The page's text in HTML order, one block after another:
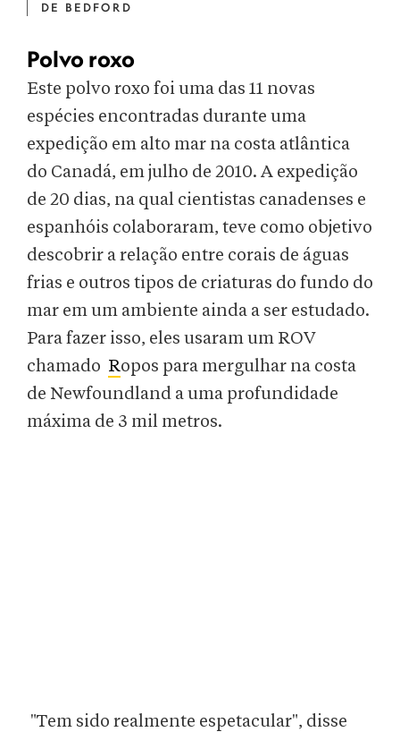
DE BEDFORD
Polvo roxo
Este polvo roxo foi uma das 11 novas
espécies encontradas durante uma
expedição em alto mar na costa atlântica
do Canadá, em julho de 2010. A expedição
de 20 dias, na qual cientistas canadenses e
espanhóis colaboraram, teve como objetivo
descobrir a relação entre corais de águas
frias e outros tipos de criaturas do fundo do
mar em um ambiente ainda a ser estudado.
Para fazer isso, eles usaram um ROV
chamado Ropos para mergulhar na costa
de Newfoundland a uma profundidade
máxima de 3 mil metros.
"Tem sido realmente espetacular", disse